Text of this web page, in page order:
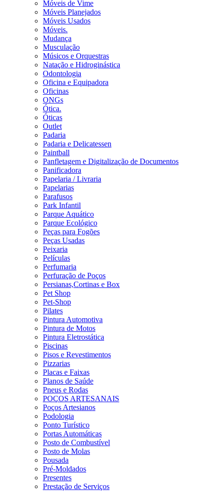
Móveis de Vime
Móveis Planejados
Móveis Usados
Móveis.
Mudança
Musculação
Músicos e Orquestras
Natação e Hidroginástica
Odontologia
Oficina e Equipadora
Oficinas
ONGs
Ótica.
Óticas
Outlet
Padaria
Padaria e Delicatessen
Paintball
Panfletagem e Digitalização de Documentos
Panificadora
Papelaria / Livraria
Papelarias
Parafusos
Park Infantil
Parque Aquático
Parque Ecológico
Peças para Fogões
Peças Usadas
Peixaria
Películas
Perfumaria
Perfuração de Poços
Persianas,Cortinas e Box
Pet Shop
Pet-Shop
Pilates
Pintura Automotiva
Pintura de Motos
Pintura Eletrostática
Piscinas
Pisos e Revestimentos
Pizzarias
Placas e Faixas
Planos de Saúde
Pneus e Rodas
POÇOS ARTESANAIS
Poços Artesianos
Podologia
Ponto Turístico
Portas Automáticas
Posto de Combustível
Posto de Molas
Pousada
Pré-Moldados
Presentes
Prestação de Serviços